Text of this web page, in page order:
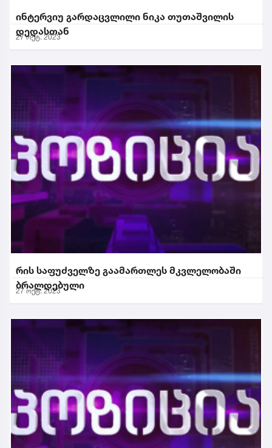
ინტერვიუ გარდაცვლილი ნიკა თუთაშვილის
დედასთან
27 ოქტ. 2023
რის საფუძველზე გაამართლეს მკვლელობაში
ბრალდებული
27 ოქტ. 2023